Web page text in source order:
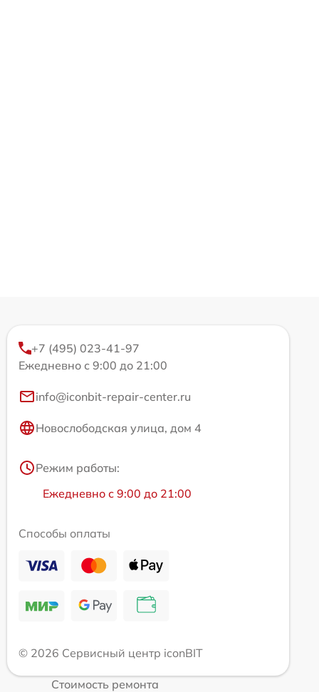
+7 (495) 023-41-97
Ежедневно с 9:00 до 21:00
info@iconbit-repair-center.ru
Новослободская улица, дом 4
Режим работы:
Ежедневно с 9:00 до 21:00
Способы оплаты
© 2026 Сервисный центр iconBIT
Стоимость ремонта